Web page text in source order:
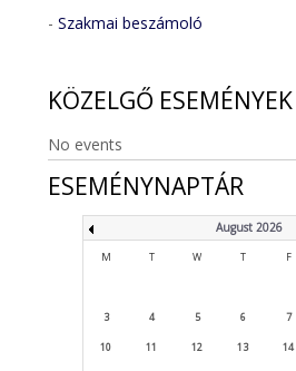
-Szakmai beszámoló
KÖZELGŐ ESEMÉNYEK
No events
ESEMÉNYNAPTÁR
August 2026
M T W T F
3 4 5 6 7
10 11 12 13 14